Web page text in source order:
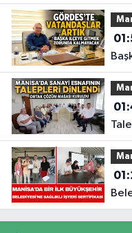
ve